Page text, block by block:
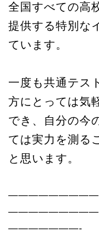
全国すべての高
提供する特別な
ています。
一度も共通テス
方にとっては気
でき、自分の今
ては実力を測る
と思います。
———————-